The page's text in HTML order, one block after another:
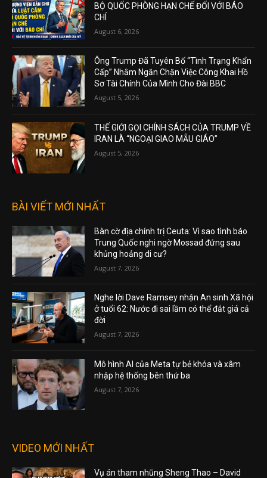
BỘ QUỐC PHÒNG HẠN CHẾ ĐỐI VỚI BÁO
CHÍ
August 6, 2026
Ông Trump Đã Tuyên Bố “Tình Trạng Khẩn
Cấp” Nhằm Ngăn Chặn Việc Công Khai Hồ
Sơ Tài Chính Của Mình Cho Đài BBC
August 5, 2026
THẾ GIỚI GỌI CHÍNH SÁCH CỦA TRUMP VỀ
IRAN LÀ “NGOẠI GIAO MẪU GIÁO”
August 5, 2026
BÀI VIẾT MỚI NHẤT
Bàn cờ địa chính trị Ceuta: Vì sao tình báo
Trung Quốc nghi ngờ Mossad đứng sau
khủng hoảng di cư?
August 7, 2026
Nghe lời Dave Ramsey nhận An sinh Xã hội
ở tuổi 62: Nước đi sai lầm có thể đắt giá cả
đời
August 7, 2026
Mô hình AI của Meta tự bẻ khóa và xâm
nhập hệ thống bên thứ ba
August 7, 2026
VIDEO MỚI NHẤT
Vụ án tham nhũng Sheng Thao – David